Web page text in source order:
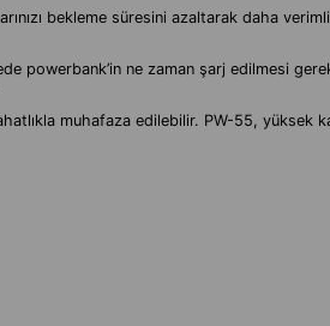
bekleme süresini azaltarak daha
ne zaman şarj edilmesi
muhafaza edilebilir. PW-55, yüksek